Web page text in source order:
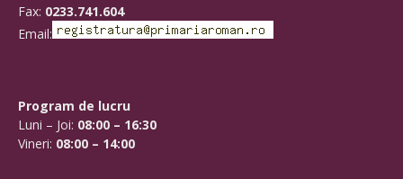
Fax: 0233.741.604
Email:
Program de lucru
Luni – Joi: 08:00 – 16:30
Vineri: 08:00 – 14:00